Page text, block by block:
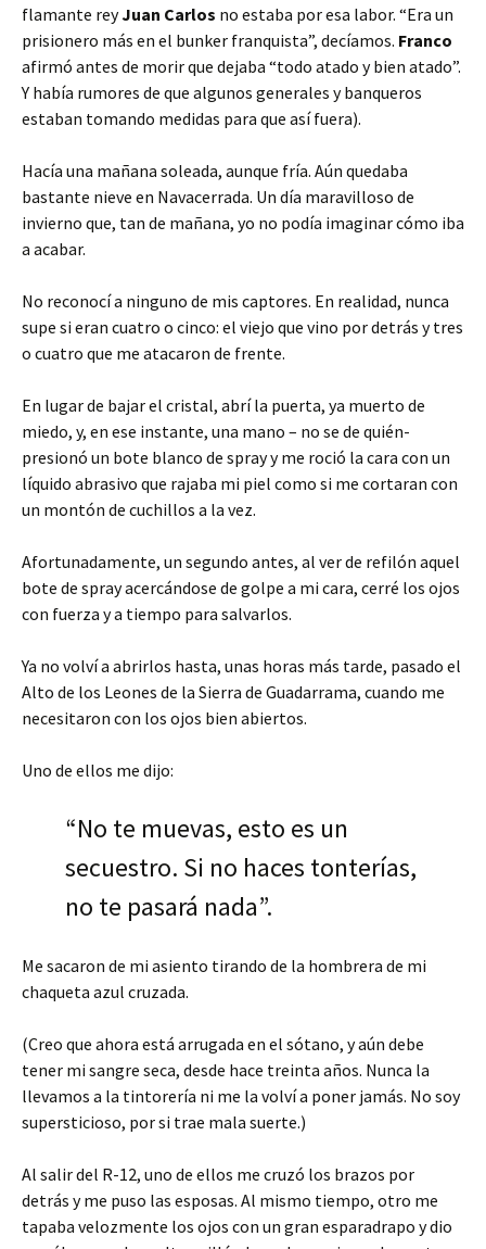
flamante reyJuan Carlos no estaba por esa labor. “Era un
prisionero más en el bunker franquista”, decíamos. Franco
afirmó antes de morir que dejaba “todo atado y bien atado”.
Y había rumores de que algunos generales y banqueros
estaban tomando medidas para que así fuera).
Hacía una mañana soleada, aunque fría. Aún quedaba
bastante nieve en Navacerrada. Un día maravilloso de
invierno que, tan de mañana, yo no podía imaginar cómo iba
a acabar.
No reconocí a ninguno de mis captores. En realidad, nunca
supe si eran cuatro o cinco: el viejo que vino por detrás y tres
o cuatro que me atacaron de frente.
En lugar de bajar el cristal, abrí la puerta, ya muerto de
miedo, y, en ese instante, una mano – no se de quién-
presionó un bote blanco de spray y me roció la cara con un
líquido abrasivo que rajaba mi piel como si me cortaran con
un montón de cuchillos a la vez.
Afortunadamente, un segundo antes, al ver de refilón aquel
bote de spray acercándose de golpe a mi cara, cerré los ojos
con fuerza y a tiempo para salvarlos.
Ya no volví a abrirlos hasta, unas horas más tarde, pasado el
Alto de los Leones de la Sierra de Guadarrama, cuando me
necesitaron con los ojos bien abiertos.
Uno de ellos me dijo:
“No te muevas, esto es un
secuestro. Si no haces tonterías,
no te pasará nada”.
Me sacaron de mi asiento tirando de la hombrera de mi
chaqueta azul cruzada.
(Creo que ahora está arrugada en el sótano, y aún debe
tener mi sangre seca, desde hace treinta años. Nunca la
llevamos a la tintorería ni me la volví a poner jamás. No soy
supersticioso, por si trae mala suerte.)
Al salir del R-12, uno de ellos me cruzó los brazos por
detrás y me puso las esposas. Al mismo tiempo, otro me
tapaba velozmente los ojos con un gran esparadrapo y dio